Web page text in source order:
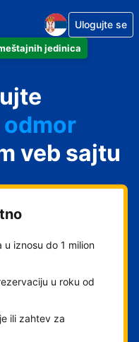
jedinica
Ulogujte se
veb sajtu
iznosu do 1 milion
u roku od
ili zahtev za